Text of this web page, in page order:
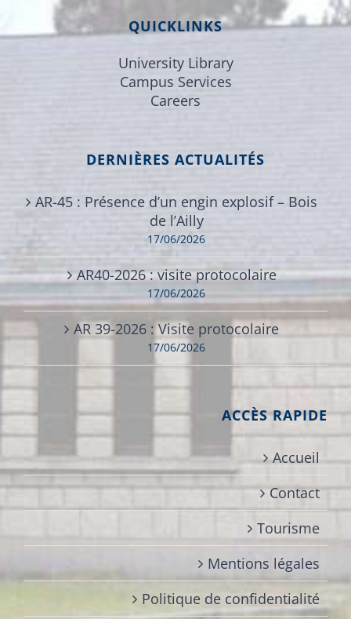
QUICKLINKS
University Library
Campus Services
Careers
DERNIÈRES ACTUALITÉS
AR-45 : Présence d’un engin explosif – Bois
de l’Ailly
17/06/2026
AR40-2026 : visite protocolaire
17/06/2026
AR 39-2026 : Visite protocolaire
17/06/2026
ACCÈS RAPIDE
Accueil
Contact
Tourisme
Mentions légales
Politique de confidentialité